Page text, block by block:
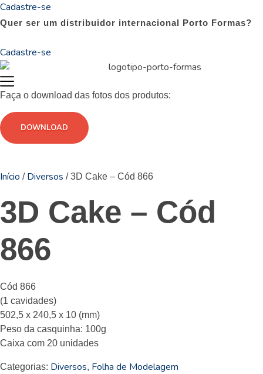
Cadastre-se
Quer ser um distribuidor internacional Porto Formas?
Cadastre-se
Faça o download das fotos dos produtos:
DOWNLOAD
Início / Diversos / 3D Cake – Cód 866
3D Cake – Cód
866
Cód 866
(1 cavidades)
502,5 x 240,5 x 10 (mm)
Peso da casquinha: 100g
Caixa com 20 unidades
Categorias: Diversos, Folha de Modelagem